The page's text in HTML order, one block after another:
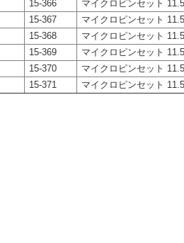
15-366
マイクロピンセット
15-367
マイクロピンセット
15-368
マイクロピンセット
15-369
マイクロピンセット
15-370
マイクロピンセット
15-371 マイクロピンセット